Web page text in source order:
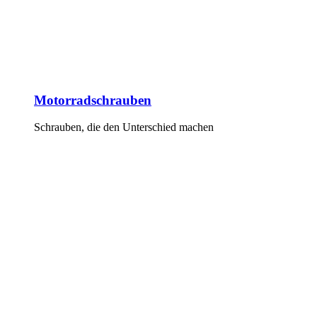
Motorradschrauben
Schrauben, die den Unterschied machen